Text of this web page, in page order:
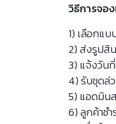
วิธีการจอ
1) เลือกแ
2) ส่งรูปสิ
3) แจ้งวัน
4) รับชุดล่
5) แอดมิน
6) ลูกค้าชำ